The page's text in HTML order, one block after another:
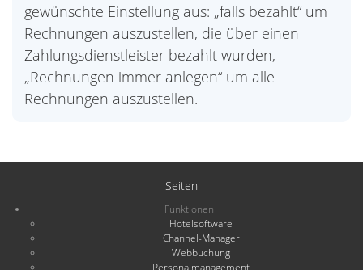
gewünschte Einstellung aus: „falls bezahlt“ um
Rechnungen auszustellen, die über einen
Zahlungsdienstleister bezahlt wurden,
„Rechnungen immer anlegen“ um alle
Rechnungen auszustellen.
Seiten
Funktionen
Hotelsoftware
Channel-Manager
Webbuchung
Personalmanagement